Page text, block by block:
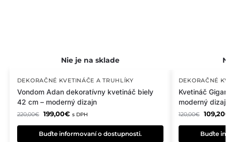
DEKORAČNÉ KVETINÁČE A TRUHLÍKY
Vondom Adan dekoratívny kvetináč biely
42 cm – moderný dizajn
220,00€ 199,00€ s DPH
Buďte informovaní o dostupnosti.
DEKORAČNÉ
Kvetináč
moderný
120,00€ 109,20
Buďte